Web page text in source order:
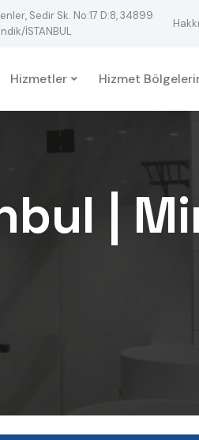
Sedir Sk. No:17 D:8, 34899
İSTANBUL
Hizmetler Hizmet
|